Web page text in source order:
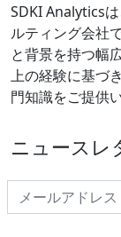
SDKI Analytics
ルティング会社
と背景を持つ幅
上の経験に基づ
門知識をご提供
ニュースレ